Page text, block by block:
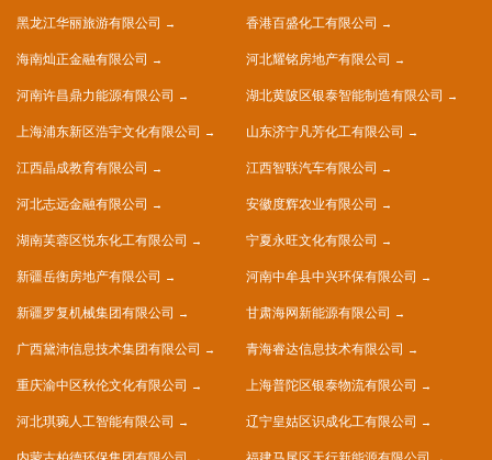
黑龙江华丽旅游有限公司 香港百盛化工有限公司
海南灿正金融有限公司 河北耀铭房地产有限公司
河南许昌鼎力能源有限公司 湖北黄陂区银泰智能制造有限公司
上海浦东新区浩宇文化有限公司 山东济宁凡芳化工有限公司
江西晶成教育有限公司 江西智联汽车有限公司
河北志远金融有限公司 安徽度辉农业有限公司
湖南芙蓉区悦东化工有限公司 宁夏永旺文化有限公司
新疆岳衡房地产有限公司 河南中牟县中兴环保有限公司
新疆罗复机械集团有限公司 甘肃海网新能源有限公司
广西黛沛信息技术集团有限公司 青海睿达信息技术有限公司
重庆渝中区秋伦文化有限公司 上海普陀区银泰物流有限公司
河北琪琬人工智能有限公司 辽宁皇姑区识成化工有限公司